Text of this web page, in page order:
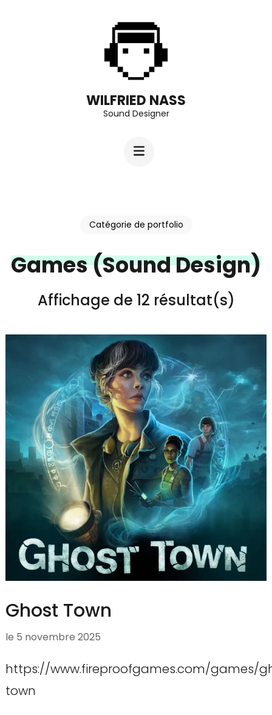
WILFRIED NASS
Sound Designer
Catégorie de portfolio
Games (Sound Design)
Affichage de 12 résultat(s)
Ghost Town
le 5 novembre 2025
https://www.fireproofgames.com/games/
town